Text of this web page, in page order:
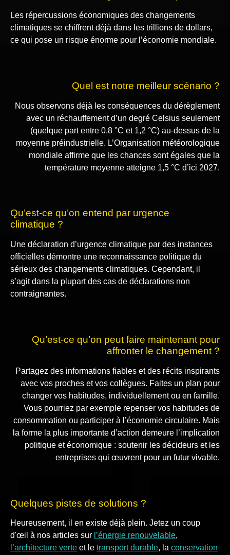
Les répercussions économiques des changements
climatiques se chiffrent déjà dans les trillions de dollars,
ce qui pose un risque énorme pour l’économie mondiale.
Quel est notre meilleur scénario ?
Nous observons déjà les conséquences du dérèglement
avec un réchauffement d’un degré Celsius seulement
(quelque part entre 0,8 °C et 1,2 °C) au-dessus de la
moyenne préindustrielle. L’Organisation météorologique
mondiale affirme que les chances sont égales que la
température moyenne atteigne 1,5 °C d’ici 2027.
Qu’est-ce qu’on entend par urgence
climatique ?
Une déclaration d’urgence climatique par des instances
officielles démontre une reconnaissance politique du
sérieux des changements climatiques. Cependant, il
s’agit dans la plupart des cas de déclarations non
contraignantes.
Qu’est-ce qu’on peut faire maintenant pour
affronter le changement ?
Partagez des informations fiables et des récits inspirants
avec vos proches et vos collègues. Faites un plan pour
changer vos habitudes, individuellement ou en famille.
Vous pourriez par exemple repenser vos habitudes de
consommation ou participer à l’économie circulaire. Mais
la forme la plus importante d’action demeure l’implication
politique et économique : soutenir les décideurs et les
entreprises qui œuvrent pour un futur vivable.
Quelques pistes de solutions ?
Heureusement, il en existe déjà plein. Jetez un coup
d'œil à nos articles sur l’énergie renouvelable,
l’architecture verte et le transport durable, la conservation